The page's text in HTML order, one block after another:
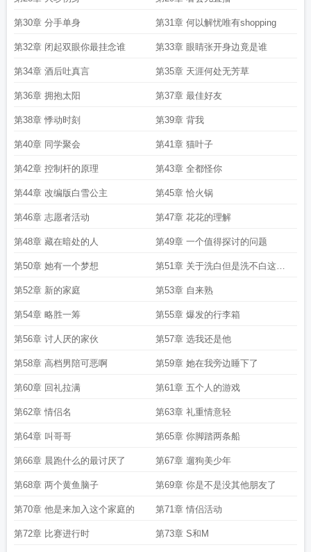
第30章 分手单身 第31章 何以解忧唯有shopping
第32章 闭起双眼你最挂念谁 第33章 眼睛张开身边竟是谁
第34章 酒后吐真言 第35章 天涯何处无芳草
第36章 拥抱太阳 第37章 最佳好友
第38章 悸动时刻 第39章 背我
第40章 同学聚会 第41章 猫叶子
第42章 控制杆的原理 第43章 全都怪你
第44章 改编版白雪公主 第45章 恰火锅
第46章 志愿者活动 第47章 花花的理解
第48章 藏在暗处的人 第49章 一个值得探讨的问题
第50章 她有一个梦想 第51章 关于洗白但是洗不白这件
事
第52章 新的家庭 第53章 自来熟
第54章 略胜一筹 第55章 爆发的行李箱
第56章 讨人厌的家伙 第57章 选我还是他
第58章 高档男陪可恶啊 第59章 她在我旁边睡下了
第60章 回礼拉满 第61章 五个人的游戏
第62章 情侣名 第63章 礼重情意轻
第64章 叫哥哥 第65章 你脚踏两条船
第66章 晨跑什么的最讨厌了 第67章 遛狗美少年
第68章 两个黄鱼脑子 第69章 你是不是没其他朋友了
第70章 他是来加入这个家庭的 第71章 情侣活动
第72章 比赛进行时 第73章 S和M